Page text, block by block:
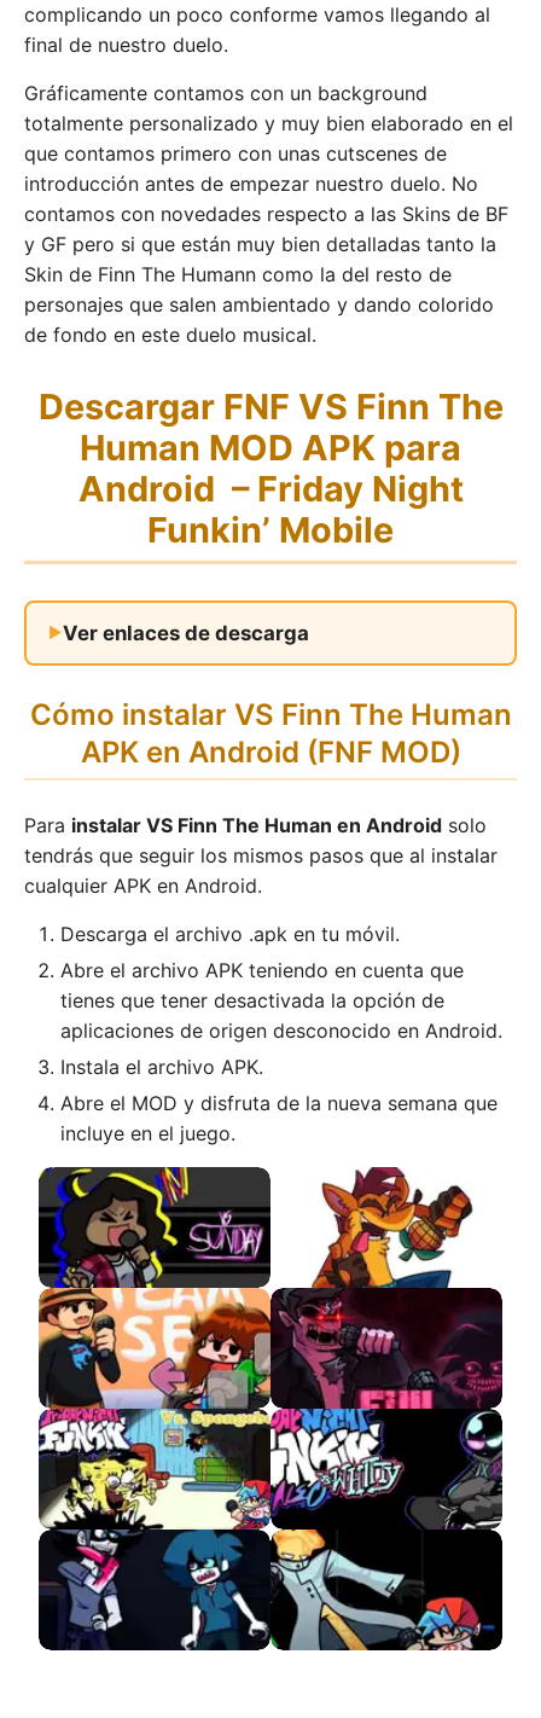
complicando un poco conforme vamos llegando al
final de nuestro duelo.
Gráficamente contamos con un background
totalmente personalizado y muy bien elaborado en el
que contamos primero con unas cutscenes de
introducción antes de empezar nuestro duelo. No
contamos con novedades respecto a las Skins de BF
y GF pero si que están muy bien detalladas tanto la
Skin de Finn The Humann como la del resto de
personajes que salen ambientado y dando colorido
de fondo en este duelo musical.
Descargar FNF VS Finn The
Human MOD APK para
Android – Friday Night
Funkin’ Mobile
Ver enlaces de descarga
Cómo instalar VS Finn The Human
APK en Android (FNF MOD)
Para instalar VS Finn The Human en Android solo
tendrás que seguir los mismos pasos que al instalar
cualquier APK en Android.
Descarga el archivo .apk en tu móvil.
Abre el archivo APK teniendo en cuenta que
tienes que tener desactivada la opción de
aplicaciones de origen desconocido en Android.
Instala el archivo APK.
Abre el MOD y disfruta de la nueva semana que
incluye en el juego.
VS Sunday
Remastered APK
VS Crash Bandicoot
APK
VS MrBeast APK
Deathmatch Project
APK
Corrupted
Spongebob
FNF VS Neo Whitty